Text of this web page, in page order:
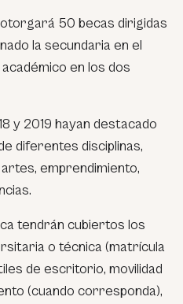
otorgará 50 becas dirigidas
la secundaria en el
en los dos
y 2019 hayan destacado
diferentes disciplinas,
emprendimiento,
tendrán cubiertos los
o técnica (matrícula
de escritorio, movilidad
(cuando corresponda),